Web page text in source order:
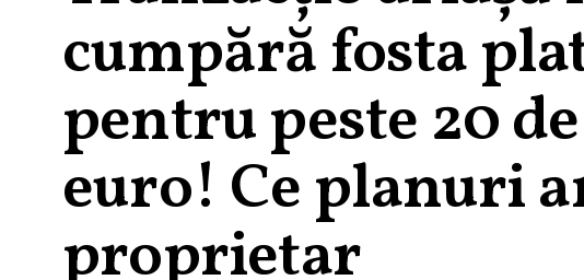
cumpără fosta
pentru peste 20
euro! Ce planuri
proprietar